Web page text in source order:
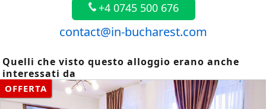
+4 0745 500 676
contact@in-bucharest.com
Quelli che visto questo alloggio erano anche
interessati da
OFFERTA